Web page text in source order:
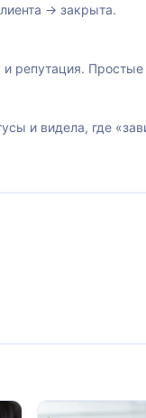
→ закрыта.
и репутация.
и видела, где